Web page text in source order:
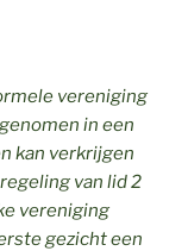
vereniging
in een
kan verkrijgen
van lid 2
vereniging
gezicht een